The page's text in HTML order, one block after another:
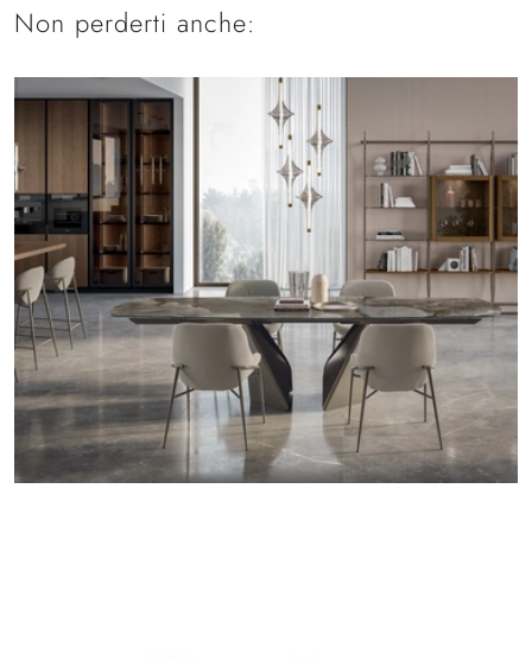
Non perderti anche: